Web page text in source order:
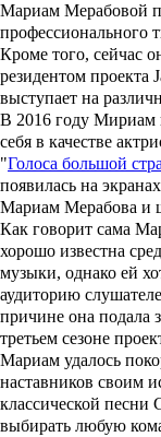
Мариам Мерабовой
профессионального
Кроме того, сейчас
резидентом проекта
выступает на
В 2016 году Мириам
себя в качестве
"Голоса большой
появилась на
Мариам Мерабова и
Как говорит сама
хорошо известна
музыки, однако ей
аудиторию
причине она подала
третьем сезоне
Мариам удалось
наставников своим
классической песни
выбирать любую